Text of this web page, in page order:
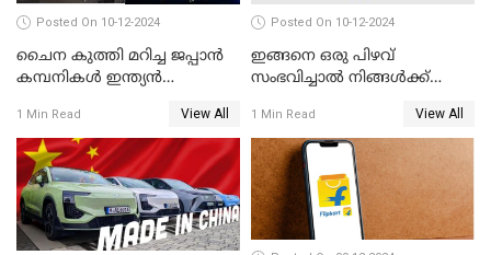
Posted On 10-12-2024
ചൈന കുത്തി മറിച്ച ജപ്പാൻ
കമ്പനികൾ ഇന്ത്യൻ
വീണ്ടും മുന്നിൽ
1 Min Read View All
Posted On 10-12-2024
ഇങ്ങനെ ഒരു പിഴവ്
സംഭവിച്ചാൽ നിങ്ങൾക്ക്
1 Min Read View All